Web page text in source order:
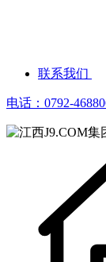
联系我们
电话：0792-